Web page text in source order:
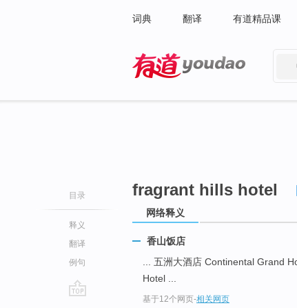
词典 翻译 有道精品课
目录
释义
翻译
例句
fragrant hills hotel
网络释义
香山饭店
... 五洲大酒店 Continental Grand
Hotel ...
基于12个网页-相关网页